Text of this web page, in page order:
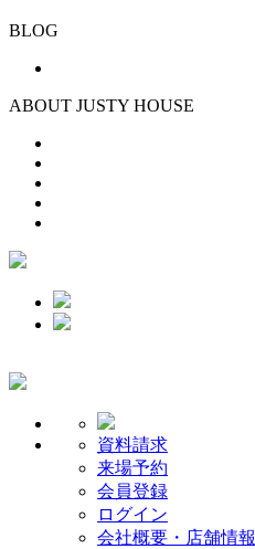
BLOG
ABOUT JUSTY HOUSE
資料請求
来場予約
会員登録
ログイン
会社概要・店舗情報